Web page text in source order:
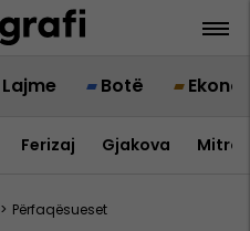
Lajme Botë
Ferizaj Gjakova
> Përfaqësueset